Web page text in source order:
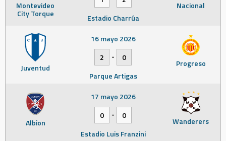
Montevideo
City Torque
Nacional
Estadio Charrúa
Juventud Progreso
16 mayo 2026
2
-
0
Parque Artigas
Albion Wanderers
17 mayo 2026
0
-
0
Estadio Luis Franzini